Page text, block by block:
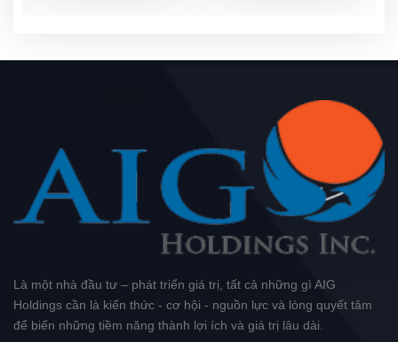
Là một nhà đầu tư – phát triển giá trị, tất cả những gì AIG
Holdings cần là kiến thức - cơ hội - nguồn lực và lòng quyết tâm
để biến những tiềm năng thành lợi ích và giá trị lâu dài.